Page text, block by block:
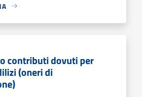
contributi dovuti per
(oneri di